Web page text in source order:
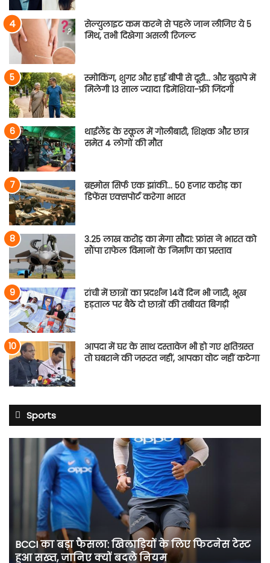
सेल्युलाइट कम करने से पहले जान लीजिए ये 5
मिथ, तभी दिखेगा असली रिजल्ट
स्मोकिंग, शुगर और हाई बीपी से दूरी… और बुढ़ापे में
मिलेगी 13 साल ज्यादा डिमेंशिया-फ्री जिंदगी
थाईलैंड के स्कूल में गोलीबारी, शिक्षक और छात्र
समेत 4 लोगों की मौत
ब्रह्मोस सिर्फ एक झांकी… 50 हजार करोड़ का
डिफेंस एक्सपोर्ट करेगा भारत
3.25 लाख करोड़ का मेगा सौदा: फ्रांस ने भारत को
सौंपा राफेल विमानों के निर्माण का प्रस्ताव
रांची में छात्रों का प्रदर्शन 14वें दिन भी जारी, भूख
हड़ताल पर बैठे दो छात्रों की तबीयत बिगड़ी
आपदा में घर के साथ दस्तावेज भी हो गए क्षतिग्रस्त
तो घबराने की जरूरत नहीं, आपका वोट नहीं कटेगा
Sports
खिलाड़ियों
टेस्ट
हुआ
BCCI का बड़ा फैसला: खिलाड़ियों के लिए फिटनेस टेस्ट
हुआ सख्त, जानिए क्यों बदले नियम